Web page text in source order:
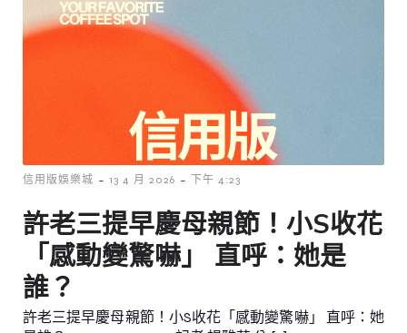
信用版娛樂城 - 13 4 月 2026 - 下午 4:23
許老三提早慶母親節！小S收花
「感動變驚嚇」 直呼：她是
誰？
許老三提早慶母親節！小S收花「感動變驚嚇」 直呼：她